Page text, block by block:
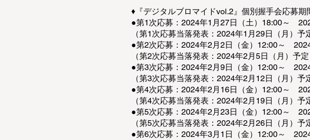
♦『デジタルブロマイドvol.2』個別握手会応募期
●第1次応募：2024年1月27日（土）18:00～
（第1次応募当落発表：2024年1月29日（月）予
●第2次応募：2024年2月2日（金）12:00～
（第2次応募当落発表：2024年2月5日（月）予定
●第3次応募：2024年2月9日（金）12:00～
（第3次応募当落発表：2024年2月12日（月）予
●第4次応募：2024年2月16日（金）12:00～
（第4次応募当落発表：2024年2月19日（月）予
●第5次応募：2024年2月23日（金）12:00～
（第5次応募当落発表：2024年2月26日（月）予
●第6次応募：2024年3月1日（金）12:00～